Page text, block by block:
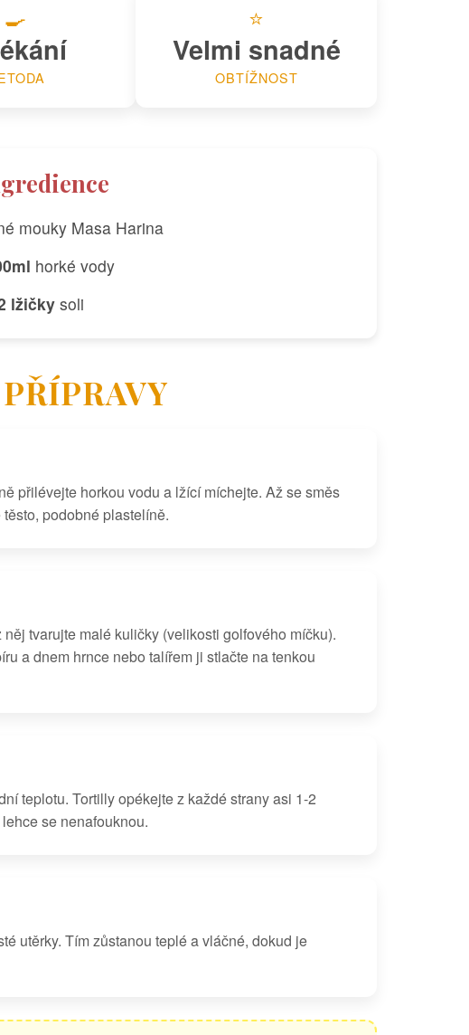
🍳 ⭐
Velmi snadné
OBTÍŽNOST
mouky Masa Harina
horké vody
lžičkysoli
přilévejte horkou vodu a lžící míchejte. Až se směs
podobné plastelíně.
tvarujte malé kuličky (velikosti golfového míčku).
a dnem hrnce nebo talířem ji stlačte na tenkou
teplotu. Tortilly opékejte z každé strany asi 1-2
se nenafouknou.
utěrky. Tím zůstanou teplé a vláčné, dokud je